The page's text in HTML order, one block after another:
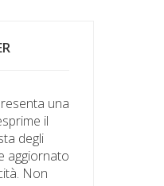
una
il
degli
aggiornato
Non